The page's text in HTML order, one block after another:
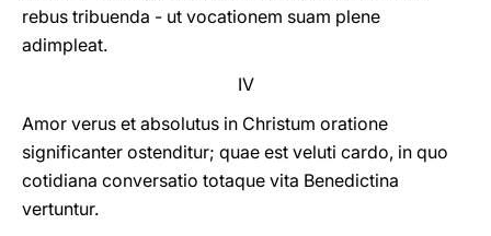
rebus tribuenda - ut vocationem suam plene
adimpleat.
IV
Amor verus et absolutus in Christum oratione
significanter ostenditur; quae est veluti cardo, in quo
cotidiana conversatio totaque vita Benedictina
vertuntur.